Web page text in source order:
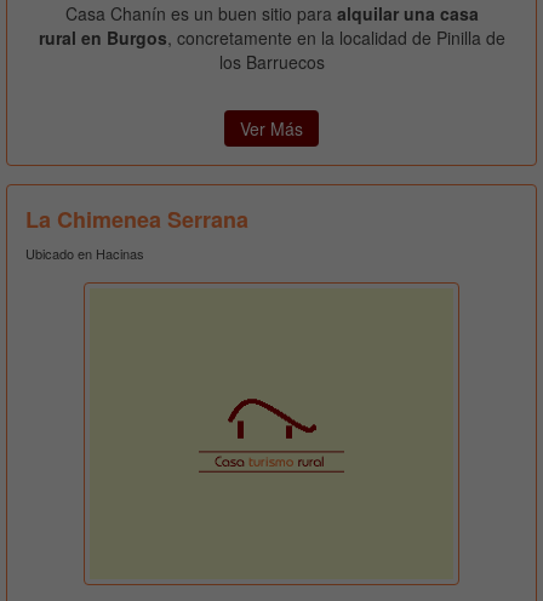
Casa Chanín es un buen sitio para alquilar una casa
rural en Burgos, concretamente en la localidad de Pinilla de
los Barruecos
Ver Más
La Chimenea Serrana
Ubicado en Hacinas